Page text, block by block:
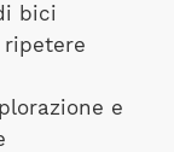
bici
e